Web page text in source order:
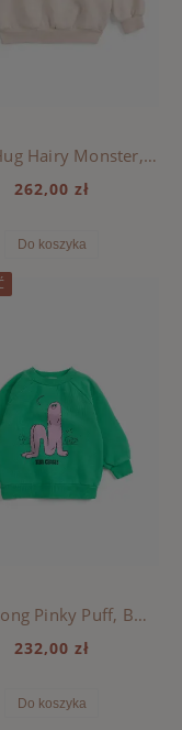
Bluza Hug Hairy Monster, BOBO CHOSES - BEIGE
262,00 zł
Do koszyka
Bluza Long Pinky Puff, BOBO CHOSES - GREEN
232,00 zł
Do koszyka